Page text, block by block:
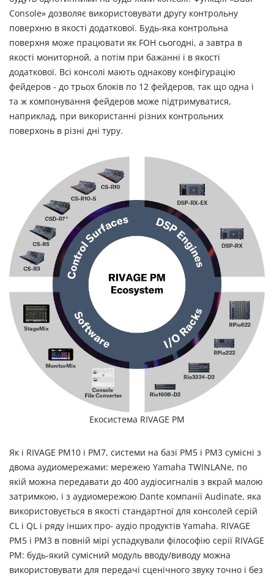
Console» дозволяє використовувати другу контрольну
поверхню в якості додаткової. Будь-яка контрольна
поверхня може працювати як FOH сьогодні, а завтра в
якості мониторной, а потім при бажанні і в якості
додаткової. Всі консолі мають однакову конфігурацію
фейдеров - до трьох блоків по 12 фейдеров, так що одна і
та ж компонування фейдеров може підтримуватися,
наприклад, при використанні різних контрольних
поверхонь в різні дні туру.
Екосистема RIVAGE PM
Як і RIVAGE PM10 і PM7, системи на базі PM5 і PM3 сумісні з
двома аудиомережами: мережею Yamaha TWINLANe, по
якій можна передавати до 400 аудіосигналів з вкрай малою
затримкою, і з аудиомережою Dante компанії Audinate, яка
використовується в якості стандартної для консолей серій
CL і QL і ряду інших про- аудіо продуктів Yamaha. RIVAGE
PM5 і PM3 в повній мірі успадкували філософію серії RIVAGE
PM: будь-який сумісний модуль вводу/виводу можна
використовувати для передачі сценічного звуку точно і без